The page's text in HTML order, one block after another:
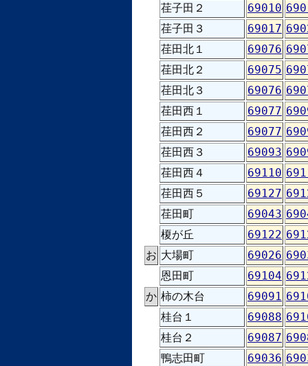
荏子田２
69010
荏子田３
69017
荏田北１
69076
荏田北２
69075
荏田北３
69076
荏田西１
69077
荏田西２
69077
荏田西３
69093
荏田西４
69110
荏田西５
69127
荏田町
69043
榎が丘
69122
お 大場町 69026
恩田町
69104
か 柿の木台 69091
桂台１
69088
桂台２
69087
鴨志田町
69036